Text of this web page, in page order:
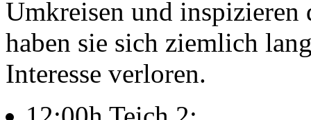
Umkreisen und inspizieren
haben sie sich ziemlich
Interesse verloren.